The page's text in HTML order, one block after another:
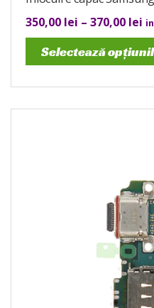
350,00 lei – 370,00 lei
Selectează